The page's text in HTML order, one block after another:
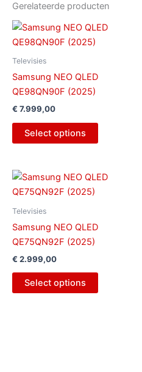
Gerelateerde producten
Televisies
Samsung NEO QLED
QE98QN90F (2025)
€ 7.999,00
Select options
Televisies
Samsung NEO QLED
QE75QN92F (2025)
€ 2.999,00
Select options